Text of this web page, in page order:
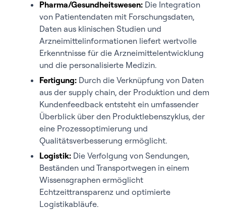
Pharma/Gesundheitswesen: Die Integration
von Patientendaten mit Forschungsdaten,
Daten aus klinischen Studien und
Arzneimittelinformationen liefert wertvolle
Erkenntnisse für die Arzneimittelentwicklung
und die personalisierte Medizin.
Fertigung: Durch die Verknüpfung von Daten
aus der supply chain, der Produktion und dem
Kundenfeedback entsteht ein umfassender
Überblick über den Produktlebenszyklus, der
eine Prozessoptimierung und
Qualitätsverbesserung ermöglicht.
Logistik: Die Verfolgung von Sendungen,
Beständen und Transportwegen in einem
Wissensgraphen ermöglicht
Echtzeittransparenz und optimierte
Logistikabläufe.